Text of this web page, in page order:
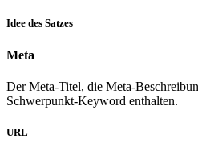
Idee des Satzes
Meta
Der Meta-Titel, die Meta-
Schwerpunkt-Keyword enthalten.
URL